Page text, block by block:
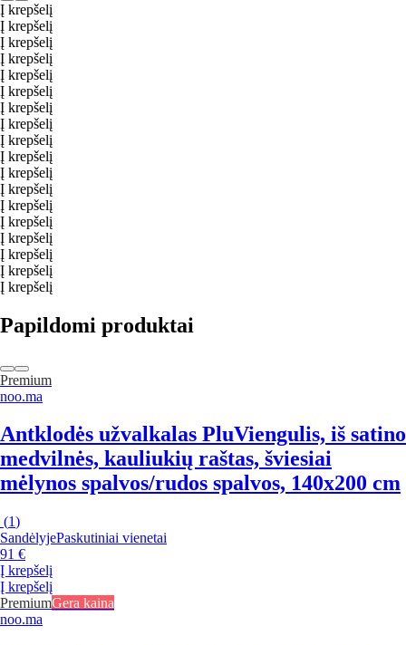
Į krepšelį
Į krepšelį
Į krepšelį
Į krepšelį
Į krepšelį
Į krepšelį
Į krepšelį
Į krepšelį
Į krepšelį
Į krepšelį
Į krepšelį
Į krepšelį
Į krepšelį
Į krepšelį
Į krepšelį
Į krepšelį
Į krepšelį
Į krepšelį
Papildomi produktai
Premium
noo.ma
Antklodės užvalkalas PluViengulis, iš satino
medvilnės, kauliukių raštas, šviesiai
mėlynos spalvos/rudos spalvos, 140x200 cm
(1)
SandėlyjePaskutiniai vienetai
91 €
Į krepšelį
Į krepšelį
PremiumGera kaina
noo.ma